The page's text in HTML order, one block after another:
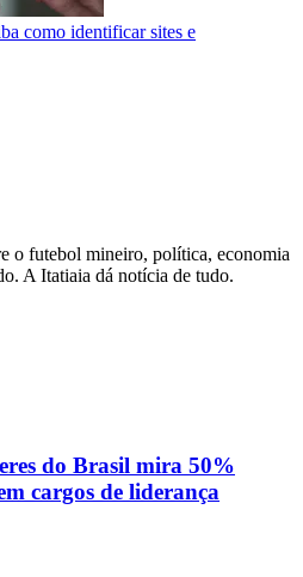
como identificar sites e
o futebol mineiro, política, economia
A Itatiaia dá notícia de tudo.
do Brasil mira 50%
cargos de liderança